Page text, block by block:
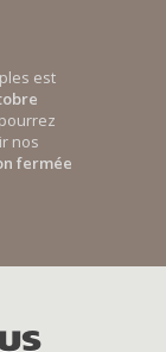
est
nos
fermée